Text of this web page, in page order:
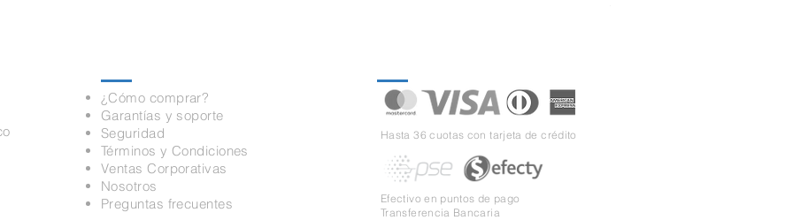
¿Cómo comprar?
Garantías y soporte
Seguridad
Términos y Condiciones
Ventas Corporativas
Nosotros
Preguntas frecuentes
Hasta 36 cuotas con tarjeta de crédito
Efectivo en puntos de pago
Transferencia Bancaria